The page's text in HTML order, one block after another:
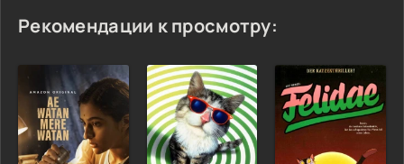
Рекомендации к просмотру: